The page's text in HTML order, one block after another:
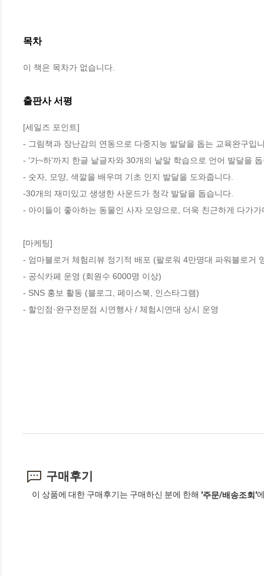
목차
이 책은 목차가 없습니다.
출판사 서평
[세일즈 포인트]
- 그림책과 장난감의 연동으로 다중지능 발달을 돕는 교육완구입
- '가~하'까지 한글 낱글자와 30개의 낱말 학습으로 언어 발달을
- 숫자, 모양, 색깔을 배우며 기초 인지 발달을 도와줍니다.
-30개의 재미있고 생생한 사운드가 청각 발달을 돕습니다.
- 아이들이 좋아하는 동물인 사자 모양으로, 더욱 친근하게 다가
[마케팅]
- 엄마블로거 체험리뷰 정기적 배포 (팔로워 4만명대 파워블로거
- 공식카페 운영 (회원수 6000명 이상)
- SNS 홍보 활동 (블로그, 페이스북, 인스타그램)
- 할인점·완구전문점 시연행사 / 체험시연대 상시 운영
구매후기
이 상품에 대한 구매후기는 구매하신 분에 한해 '주문/배송조회'